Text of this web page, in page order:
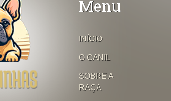
Menu
INÍCIO
O CANIL
SOBRE A
RAÇA